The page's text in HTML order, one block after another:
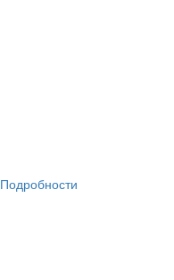
Подробности